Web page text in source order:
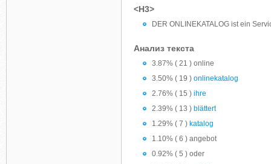
<H3>
DER ONLINEKATALOG ist ein
Анализ текста
3.87% ( 21 ) online
3.50% ( 19 ) onlinekatalog
2.76% ( 15 ) ihre
2.39% ( 13 ) blättert
1.29% ( 7 ) katalog
1.10% ( 6 ) angebot
0.92% ( 5 ) oder